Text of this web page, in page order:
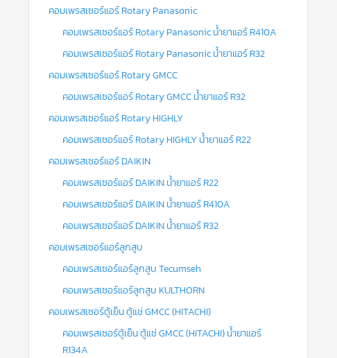
คอมเพรสเซอร์แอร์ Rotary Panasonic
คอมเพรสเซอร์แอร์ Rotary Panasonic น้ำยาแอร์ R410A
คอมเพรสเซอร์แอร์ Rotary Panasonic น้ำยาแอร์ R32
คอมเพรสเซอร์แอร์ Rotary GMCC
คอมเพรสเซอร์แอร์ Rotary GMCC น้ำยาแอร์ R32
คอมเพรสเซอร์แอร์ Rotary HIGHLY
คอมเพรสเซอร์แอร์ Rotary HIGHLY น้ำยาแอร์ R22
คอมเพรสเซอร์แอร์ DAIKIN
คอมเพรสเซอร์แอร์ DAIKIN น้ำยาแอร์ R22
คอมเพรสเซอร์แอร์ DAIKIN น้ำยาแอร์ R410A
คอมเพรสเซอร์แอร์ DAIKIN น้ำยาแอร์ R32
คอมเพรสเซอร์แอร์ลูกสูบ
คอมเพรสเซอร์แอร์ลูกสูบ Tecumseh
คอมเพรสเซอร์แอร์ลูกสูบ KULTHORN
คอมเพรสเซอร์ตู้เย็น ตู้แช่ GMCC (HITACHI)
คอมเพรสเซอร์ตู้เย็น ตู้แช่ GMCC (HITACHI) น้ำยาแอร์
R134A